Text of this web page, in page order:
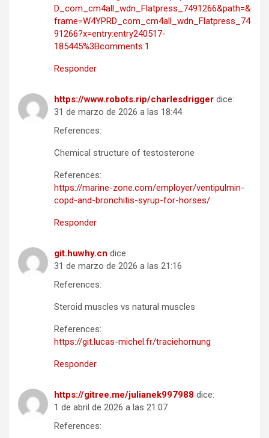
D_com_cm4all_wdn_Flatpress_7491266&path=&
frame=W4YPRD_com_cm4all_wdn_Flatpress_74
91266?x=entry:entry240517-
185445%3Bcomments:1
Responder
https://www.robots.rip/charlesdrigger dice:
31 de marzo de 2026 a las 18:44
References:
Chemical structure of testosterone
References:
https://marine-zone.com/employer/ventipulmin-
copd-and-bronchitis-syrup-for-horses/
Responder
git.huwhy.cn dice:
31 de marzo de 2026 a las 21:16
References:
Steroid muscles vs natural muscles
References:
https://git.lucas-michel.fr/traciehornung
Responder
https://gitree.me/julianek997988 dice:
1 de abril de 2026 a las 21:07
References: